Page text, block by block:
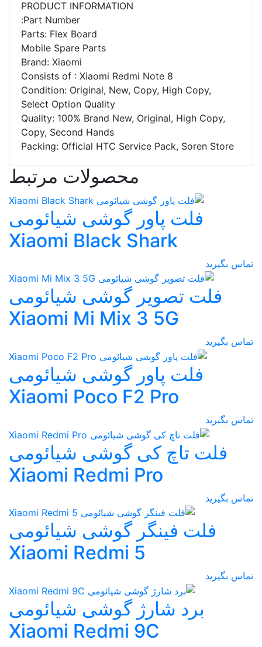
PRODUCT INFORMATION
Part Number:
Parts: Flex Board
Mobile Spare Parts
Brand: Xiaomi
Consists of : Xiaomi Redmi Note 8
Condition: Original, New, Copy, High Copy,
Select Option Quality
Quality: 100% Brand New, Original, High Copy,
Copy, Second Hands
Packing: Official HTC Service Pack, Soren Store
محصولات مرتبط
فلت پاور گوشی شیائومی
Xiaomi Black Shark
تماس بگیرید
فلت تصویر گوشی شیائومی
Xiaomi Mi Mix 3 5G
تماس بگیرید
فلت پاور گوشی شیائومی
Xiaomi Poco F2 Pro
تماس بگیرید
فلت تاچ کی گوشی شیائومی
Xiaomi Redmi Pro
تماس بگیرید
فلت فینگر گوشی شیائومی
Xiaomi Redmi 5
تماس بگیرید
برد شارژ گوشی شیائومی
Xiaomi Redmi 9C